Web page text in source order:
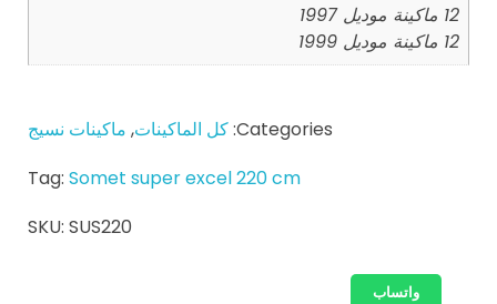
12 ماكينة موديل 1997
12 ماكينة موديل 1999
Categories: كل الماكينات, ماكينات نسيج
Tag: Somet super excel 220 cm
SKU: SUS220
واتساب